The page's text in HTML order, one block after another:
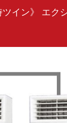
イン》 エク